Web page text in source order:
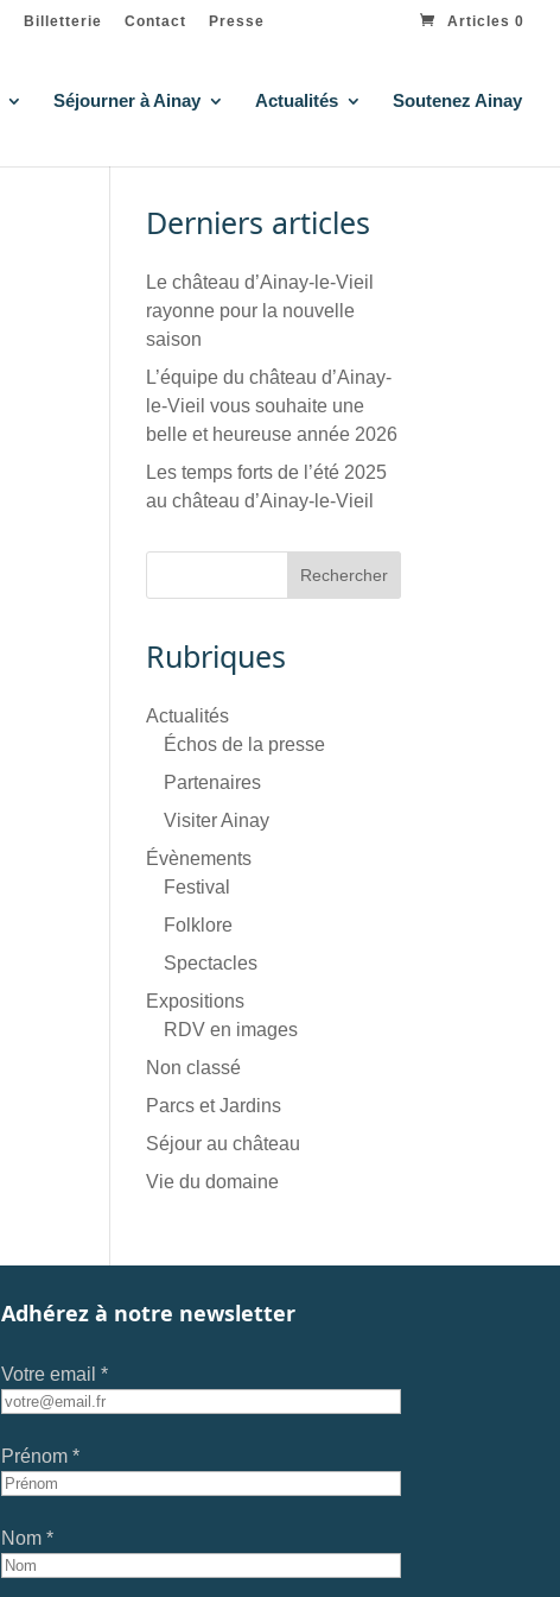
Billetterie Contact Presse Articles 0
Séjourner à Ainay Actualités Soutenez Ainay
Derniers articles
Le château d’Ainay-le-Vieil
rayonne pour la nouvelle
saison
L’équipe du château d’Ainay-
le-Vieil vous souhaite une
belle et heureuse année 2026
Les temps forts de l’été 2025
au château d’Ainay-le-Vieil
Rubriques
Actualités
Échos de la presse
Partenaires
Visiter Ainay
Évènements
Festival
Folklore
Spectacles
Expositions
RDV en images
Non classé
Parcs et Jardins
Séjour au château
Vie du domaine
Adhérez à notre newsletter
Votre email *
Prénom *
Nom *